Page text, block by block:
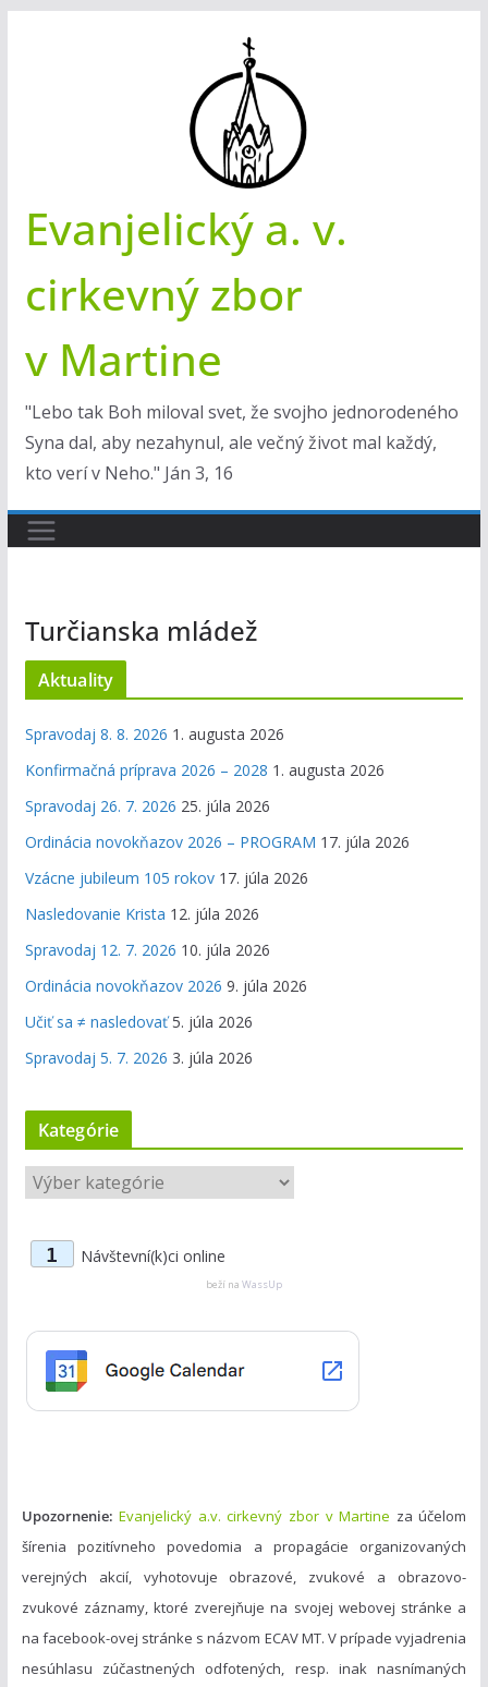
Evanjelický a. v.
cirkevný zbor
v Martine
"Lebo tak Boh miloval svet, že svojho jednorodeného
Syna dal, aby nezahynul, ale večný život mal každý,
kto verí v Neho." Ján 3, 16
Turčianska mládež
Aktuality
Spravodaj 8. 8. 2026 1. augusta 2026
Konfirmačná príprava 2026 – 2028 1. augusta 2026
Spravodaj 26. 7. 2026 25. júla 2026
Ordinácia novokňazov 2026 – PROGRAM 17. júla 2026
Vzácne jubileum 105 rokov 17. júla 2026
Nasledovanie Krista 12. júla 2026
Spravodaj 12. 7. 2026 10. júla 2026
Ordinácia novokňazov 2026 9. júla 2026
Učiť sa ≠ nasledovať 5. júla 2026
Spravodaj 5. 7. 2026 3. júla 2026
Kategórie
K
a
e
r
1 Návštevní(k)ci online
beží na WassUp
Upozornenie: Evanjelický a.v. cirkevný zbor v Martine za účelom
šírenia pozitívneho povedomia a propagácie organizovaných
verejných akcií, vyhotovuje obrazové, zvukové a obrazovo-
zvukové záznamy, ktoré zverejňuje na svojej webovej stránke a
na facebook-ovej stránke s názvom ECAV MT. V prípade vyjadrenia
nesúhlasu zúčastnených odfotených, resp. inak nasnímaných